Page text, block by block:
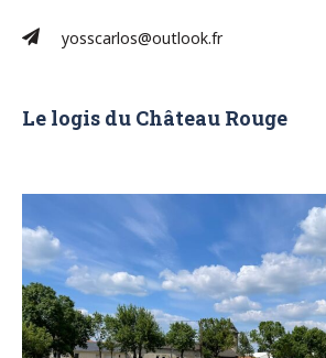
yosscarlos@outlook.fr
Le logis du Château Rouge